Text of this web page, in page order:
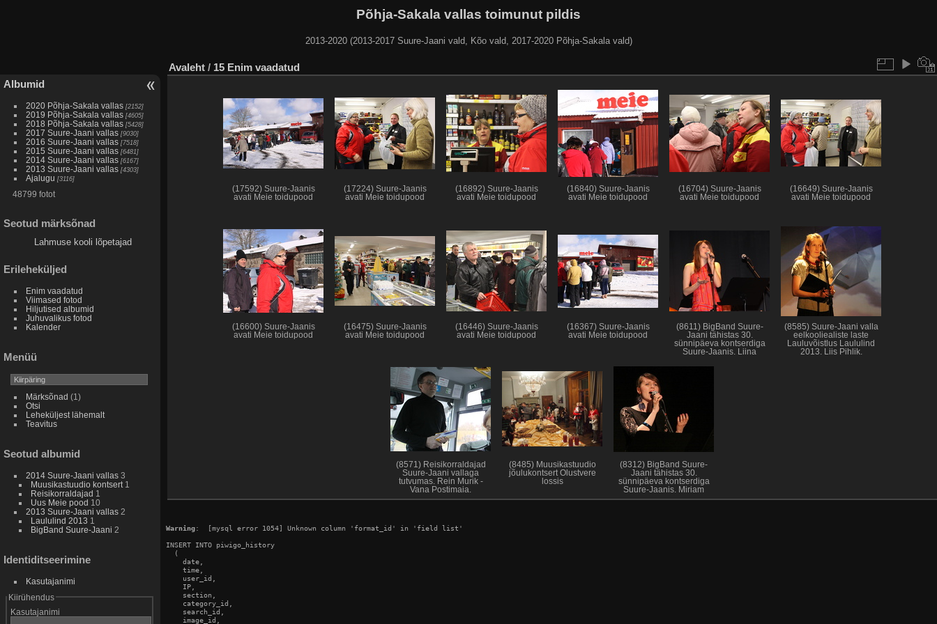
Põhja-Sakala vallas toimunut pildis
2013-2020 (2013-2017 Suure-Jaani vald, Kõo vald, 2017-2020 Põhja-Sakala vald)
Albumid
2020 Põhja-Sakala vallas [2152]
2019 Põhja-Sakala vallas [4605]
2018 Põhja-Sakala vallas [5428]
2017 Suure-Jaani vallas [9030]
2016 Suure-Jaani vallas [7518]
2015 Suure-Jaani vallas [6481]
2014 Suure-Jaani vallas [6167]
2013 Suure-Jaani vallas [4303]
Ajalugu [3116]
48799 fotot
Seotud märksõnad
Lahmuse kooli lõpetajad
Erileheküljed
Enim vaadatud
Viimased fotod
Hiljutised albumid
Juhuvalikus fotod
Kalender
Menüü
Märksõnad (1)
Otsi
Leheküljest lähemalt
Teavitus
Seotud albumid
2014 Suure-Jaani vallas 3
Muusikastuudio kontsert 1
Reisikorraldajad 1
Uus Meie pood 10
2013 Suure-Jaani vallas 2
Laululind 2013 1
BigBand Suure-Jaani 2
Identiditseerimine
Kasutajanimi
Kiirühendus
Kasutajanimi
Avaleht / 15 Enim vaadatud
(17592) Suure-Jaanis
avati Meie toidupood
(17224) Suure-Jaanis
avati Meie toidupood
(16892) Suure-Jaanis
avati Meie toidupood
(16840) Suure-Jaanis
avati Meie toidupood
(16704) Suure-Jaanis
avati Meie toidupood
(16649) Suure-Jaanis
avati Meie toidupood
(16600) Suure-Jaanis
avati Meie toidupood
(16475) Suure-Jaanis
avati Meie toidupood
(16446) Suure-Jaanis
avati Meie toidupood
(16367) Suure-Jaanis
avati Meie toidupood
(8611) BigBand Suure-
Jaani tähistas 30.
sünnipäeva kontserdiga
Suure-Jaanis. Liina
(8585) Suure-Jaani valla
eelkooliealiste laste
Lauluvõistlus Laululind
2013. Liis Pihlik.
(8571) Reisikorraldajad
Suure-Jaani vallaga
tutvumas. Rein Murik -
Vana Postimaja.
(8485) Muusikastuudio
jõulukontsert Olustvere
lossis
(8312) BigBand Suure-
Jaani tähistas 30.
sünnipäeva kontserdiga
Suure-Jaanis. Mirjam
Dede.
Warning:  [mysql error 1054] Unknown column 'format_id' in 'field list'
INSERT INTO piwigo_history
  (
    date,
    time,
    user_id,
    IP,
    section,
    category_id,
    search_id,
    image_id,